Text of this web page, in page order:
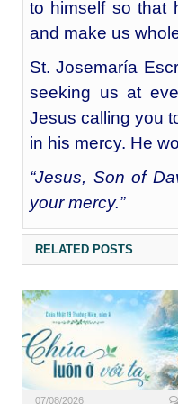
to himself so that
and make us
St. Josemaría
seeking us at
Jesus calling you
in his mercy. He
“Jesus, Son of
your mercy.”
RELATED POSTS
07/08/2026